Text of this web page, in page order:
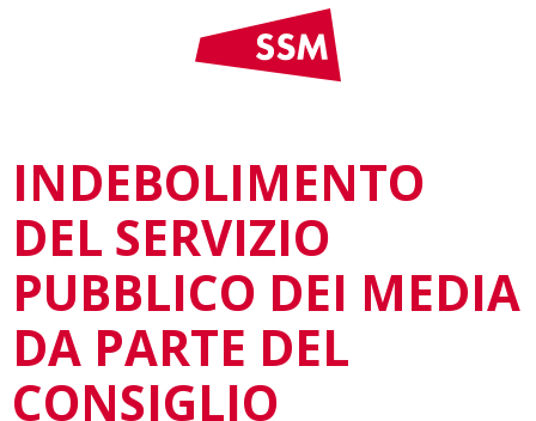
INDEBOLIMENTO
DEL SERVIZIO
PUBBLICO DEI MEDIA
DA PARTE DEL
CONSIGLIO